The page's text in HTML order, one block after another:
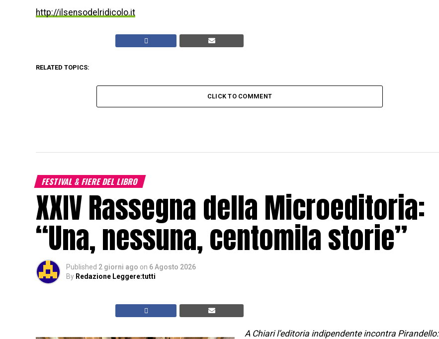
http://ilsensodelridicolo.it
RELATED TOPICS:
CLICK TO COMMENT
FESTIVAL & FIERE DEL LIBRO
XXIV Rassegna della Microeditoria:
“Una, nessuna, centomila storie”
Published 2 giorni ago on 6 Agosto 2026
By Redazione Leggere:tutti
A Chiari l’editoria indipendente incontra Pirandello: